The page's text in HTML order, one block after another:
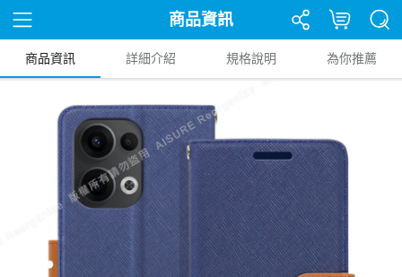
商品資訊
商品資訊 詳細介紹 規格說明 為你推薦